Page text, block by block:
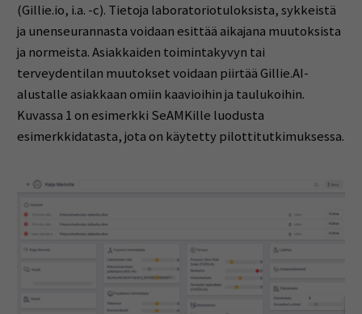
(Gillie.io, i.a. -c). Tietoja laboratoriotuloksista, sykkeistä
ja unenseurannasta voidaan esittää aikajana muutoksista
ja normeista. Asiakkaiden toimintakyvyn tai
terveydentilan muutokset voidaan piirtää Gillie.AI-
alustalle asiakkaan omiin kaavioihin ja taulukoihin.
Kuvassa 1 on esimerkki SeAMKille luodusta
esimerkkidatasta, jota on käytetty pilottitutkimuksessa.